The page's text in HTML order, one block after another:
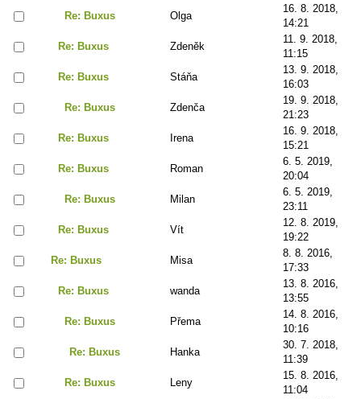
Re: Buxus
Olga
16. 8. 2018,
14:21
Re: Buxus
Zdeněk
11. 9. 2018,
11:15
Re: Buxus
Stáňa
13. 9. 2018,
16:03
Re: Buxus
Zdenča
19. 9. 2018,
21:23
Re: Buxus
Irena
16. 9. 2018,
15:21
Re: Buxus
Roman
6. 5. 2019,
20:04
Re: Buxus
Milan
6. 5. 2019,
23:11
Re: Buxus
Vít
12. 8. 2019,
19:22
Re: Buxus
Misa
8. 8. 2016,
17:33
Re: Buxus
wanda
13. 8. 2016,
13:55
Re: Buxus
Přema
14. 8. 2016,
10:16
Re: Buxus
Hanka
30. 7. 2018,
11:39
Re: Buxus
Leny
15. 8. 2016,
11:04